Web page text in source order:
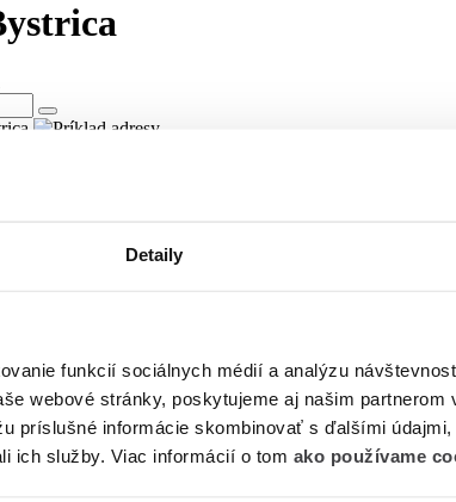
Detaily
funkcií sociálnych médií a analýzu
webové stránky, poskytujeme aj našim partnerom
príslušné informácie skombinovať s ďalšími
ich služby. Viac informácií o tom ako používame
Bystrica